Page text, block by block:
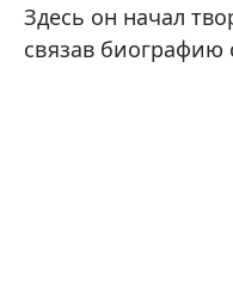
Здесь он начал
связав биографию